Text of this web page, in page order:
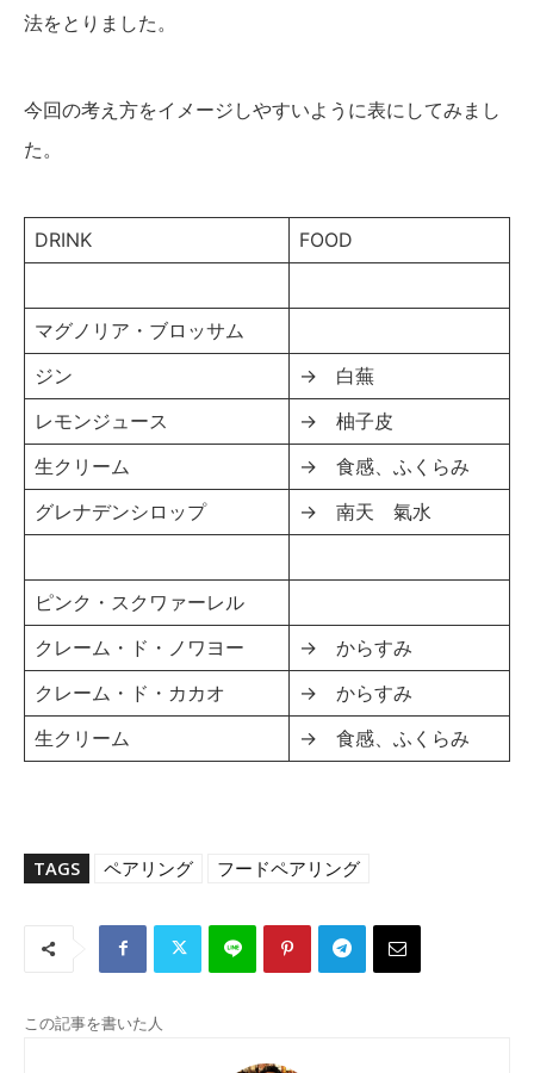
法をとりました。
今回の考え方をイメージしやすいように表にしてみまし
た。
DRINK FOOD
マグノリア・ブロッサム
ジン
→ 白蕪
レモンジュース
→ 柚子皮
生クリーム
→ 食感、ふくらみ
グレナデンシロップ
→ 南天 氣水
ピンク・スクワァーレル
クレーム・ド・ノワヨー
→ からすみ
クレーム・ド・カカオ
→ からすみ
生クリーム
→ 食感、ふくらみ
TAGS ペアリング フードペアリング
この記事を書いた人